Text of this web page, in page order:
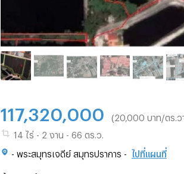
117,320,000 (20,000 บาท/ตร.ว
14 ไร่ - 2 งาน - 66 ตร.ว.
- พระสมุทรเจดีย์ สมุทรปราการ - ไปที่แผนที่